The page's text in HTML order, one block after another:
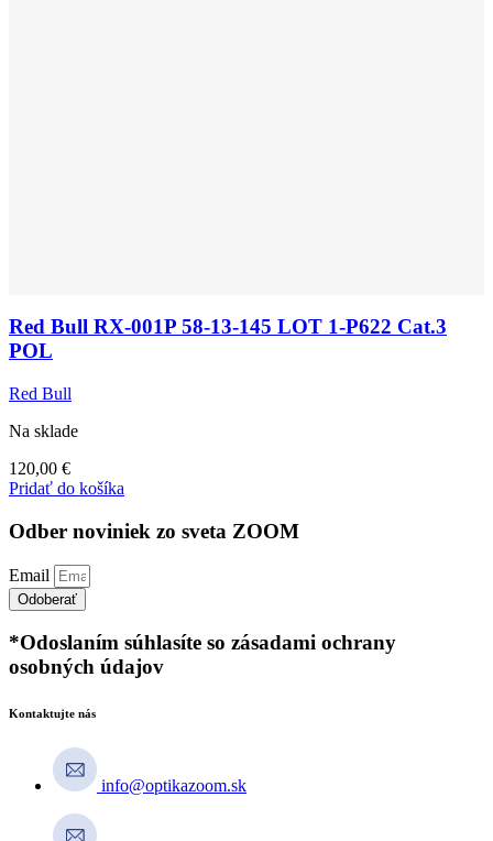
Red Bull RX-001P 58-13-145 LOT 1-P622 Cat.3
POL
Red Bull
Na sklade
120,00 €
Pridať do košíka
Odber noviniek zo sveta ZOOM
Email
Odoberať
*Odoslaním súhlasíte so zásadami ochrany
osobných údajov
Kontaktujte nás
info@optikazoom.sk